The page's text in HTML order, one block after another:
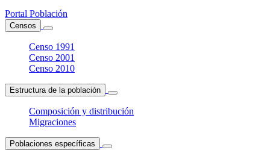
Portal Población
Censos
Censo 1991
Censo 2001
Censo 2010
Estructura de la población
Composición y distribución
Migraciones
Poblaciones específicas